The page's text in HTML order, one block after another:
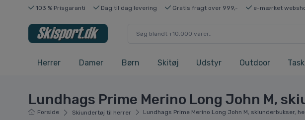
103 % Prisgaranti Dag til dag levering Gratis fragt over 999,- e-mærket
Herrer Damer Børn Skitøj Udstyr Outdoor
Lundhags Prime Merino Long John M,
Forside Skiundertøj til herrer Lundhags Prime Merino Long John M, skiunderbukser,